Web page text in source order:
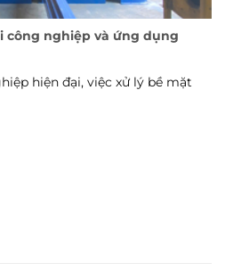
công nghiệp và ứng dụng
hiện đại, việc xử lý bề mặt